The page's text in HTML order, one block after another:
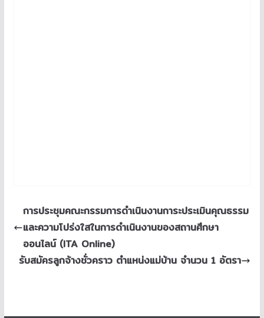
การประชุมคณะกรรมการดำเนินงานการะประเมินคุณธรรม
และความโปร่งใสในการดำเนินงานของสถานศึกษา
ออนไลน์ (ITA Online)
รับสมัครลูกจ้างชั่วคราว ตำแหน่งแม่บ้าน จำนวน 1 อัตรา